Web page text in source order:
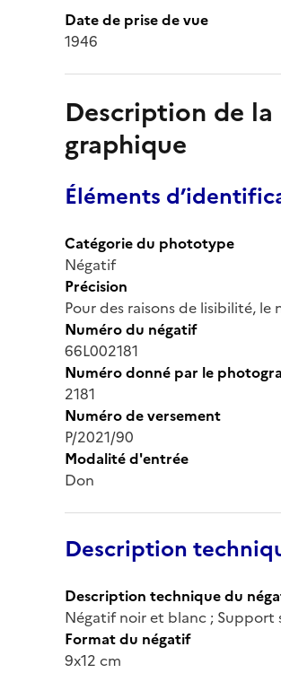
Date de prise de vue
1946
Description de
graphique
Éléments
Catégorie du phototype
Négatif
Précision
Pour des raisons de lisibilité,
Numéro du négatif
66L002181
Numéro donné par le
2181
Numéro de versement
P/2021/90
Modalité d'entrée
Don
Description
Description technique du
Négatif noir et blanc ;
Format du négatif
9x12 cm